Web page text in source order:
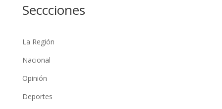
Seccciones
La Región
Nacional
Opinión
Deportes